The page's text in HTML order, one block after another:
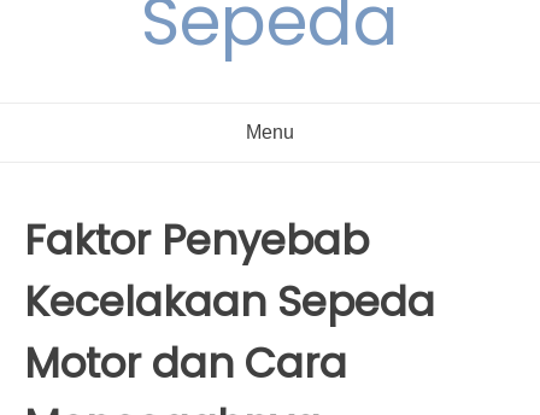
Sepeda
Menu
Faktor Penyebab
Kecelakaan Sepeda
Motor dan Cara